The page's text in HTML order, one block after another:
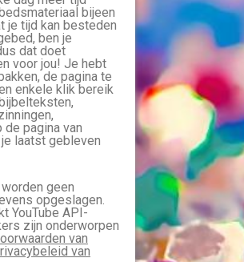
bijeen
je tijd kan besteden
ben je
dat doet
voor jou! Je hebt
de pagina te
enkele klik bereik
pagina van
laatst gebleven
geen
opgeslagen.
YouTube API-
zijn onderworpen
van
van